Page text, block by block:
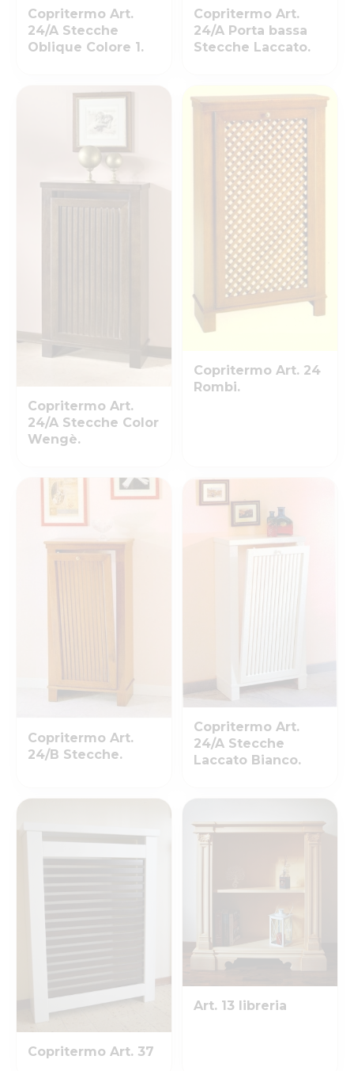
Copritermo Art.
24/A Stecche
Oblique Colore 1.
Copritermo Art.
24/A Porta bassa
Stecche Laccato.
Copritermo Art.
24/A Stecche Color
Wengè.
Copritermo Art. 24
Rombi.
Copritermo Art.
24/B Stecche.
Copritermo Art.
24/A Stecche
Laccato Bianco.
Copritermo Art. 37
Art. 13 libreria